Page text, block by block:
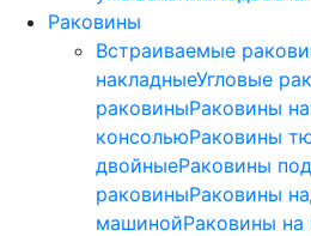
Раковины
Встраиваемые
накладныеУгловые
раковиныРаковины
консольюРаковины
двойныеРаковины
раковиныРаковины
машинойРаковины на